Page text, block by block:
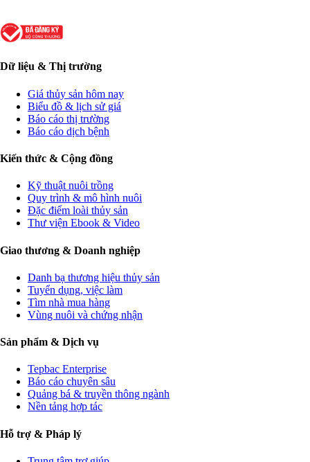
Dữ liệu & Thị trường
Giá thủy sản hôm nay
Biểu đồ & lịch sử giá
Báo cáo thị trường
Báo cáo dịch bệnh
Kiến thức & Cộng đồng
Kỹ thuật nuôi trồng
Quy trình & mô hình nuôi
Đặc điểm loài thủy sản
Thư viện Ebook & Video
Giao thương & Doanh nghiệp
Danh bạ thương hiệu thủy sản
Tuyển dụng, việc làm
Tìm nhà mua hàng
Vùng nuôi và chứng nhận
Sản phẩm & Dịch vụ
Tepbac Enterprise
Báo cáo chuyên sâu
Quảng bá & truyền thông ngành
Nền tảng hợp tác
Hỗ trợ & Pháp lý